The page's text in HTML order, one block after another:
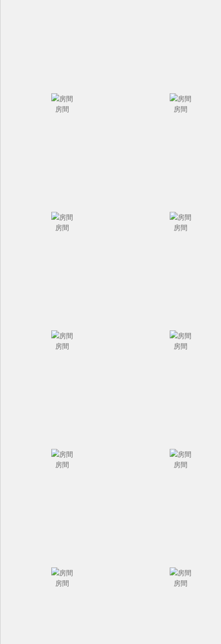
房間 房間
房間 房間
房間 房間
房間 房間
房間 房間